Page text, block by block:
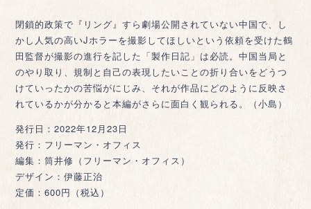
閉鎖的政策で『リング』すら劇場公開されていない中国で、し
かし人気の高いJホラーを撮影してほしいという依頼を受けた鶴
田監督が撮影の進行を記した「製作日記」は必読。中国当局と
のやり取り、規制と自己の表現したいことの折り合いをどうつ
けていったかの苦悩がにじみ、それが作品にどのように反映さ
れているかが分かると本編がさらに面白く観られる。（小島）
発行日：2022年12月23日
発行：フリーマン・オフィス
編集：筒井修（フリーマン・オフィス）
デザイン：伊藤正治
定価：600円（税込）